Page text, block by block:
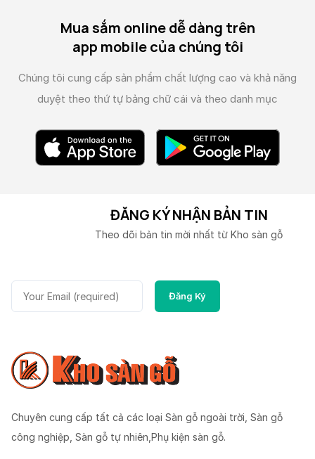
Mua sắm online dễ dàng trên
app mobile của chúng tôi
Chúng tôi cung cấp sản phẩm chất lượng cao và khả năng
duyệt theo thứ tự bảng chữ cái và theo danh mục
ĐĂNG KÝ NHẬN BẢN TIN
Theo dõi bản tin mời nhất từ Kho sàn gỗ
Chuyên cung cấp tất cả các loại Sàn gỗ ngoài trời, Sàn gỗ
công nghiệp, Sàn gỗ tự nhiên,Phụ kiện sàn gỗ.